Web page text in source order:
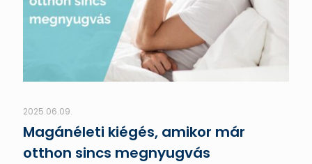
2025.06.09.
Magánéleti kiégés, amikor már
otthon sincs megnyugvás